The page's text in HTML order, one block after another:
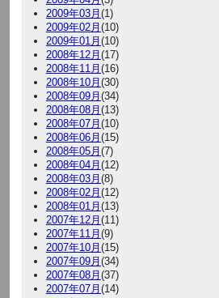
2009年03月(1)
2009年02月(10)
2009年01月(10)
2008年12月(17)
2008年11月(16)
2008年10月(30)
2008年09月(34)
2008年08月(13)
2008年07月(10)
2008年06月(15)
2008年05月(7)
2008年04月(12)
2008年03月(8)
2008年02月(12)
2008年01月(13)
2007年12月(11)
2007年11月(9)
2007年10月(15)
2007年09月(34)
2007年08月(37)
2007年07月(14)